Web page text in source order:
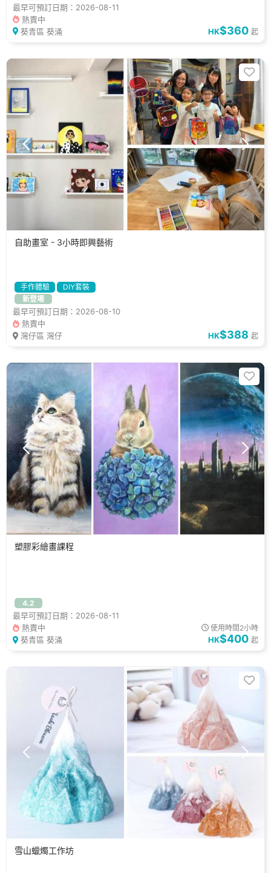
最早可預訂日期：2026-08-11
熱賣中
葵青區 葵涌
HK$360 起
自助畫室 - 3小時即興藝術
手作體驗
DIY套裝
新登場
最早可預訂日期：2026-08-10
熱賣中
灣仔區 灣仔
HK$388 起
塑膠彩繪畫課程
4.2
最早可預訂日期：2026-08-11
熱賣中
葵青區 葵涌
使用時間2小時
HK$400 起
雪山蠟燭工作坊